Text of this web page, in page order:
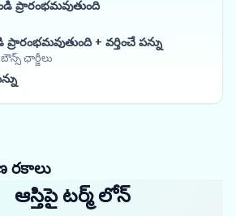
ప్రారంభమవుతుంది
ప్రారంభమవుతుంది + వర్తించే పన్ను
ఛార్జీలు
రకాలు
ఆస్తిపై టర్మ్ లోన్